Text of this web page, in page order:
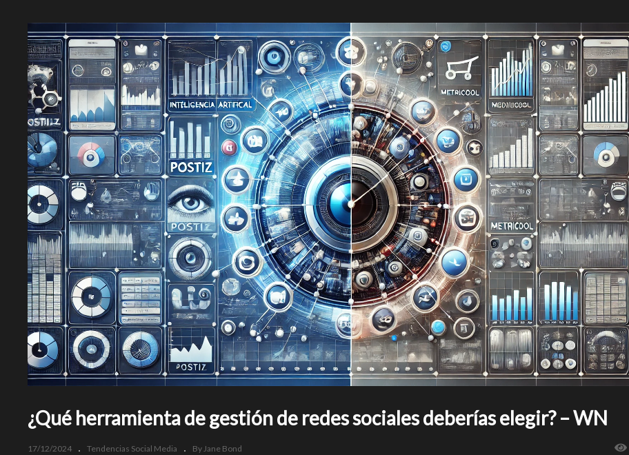
¿Qué herramienta de gestión de redes sociales deberías elegir? – WN
17/12/2024 Tendencias Social Media By Jane Bond